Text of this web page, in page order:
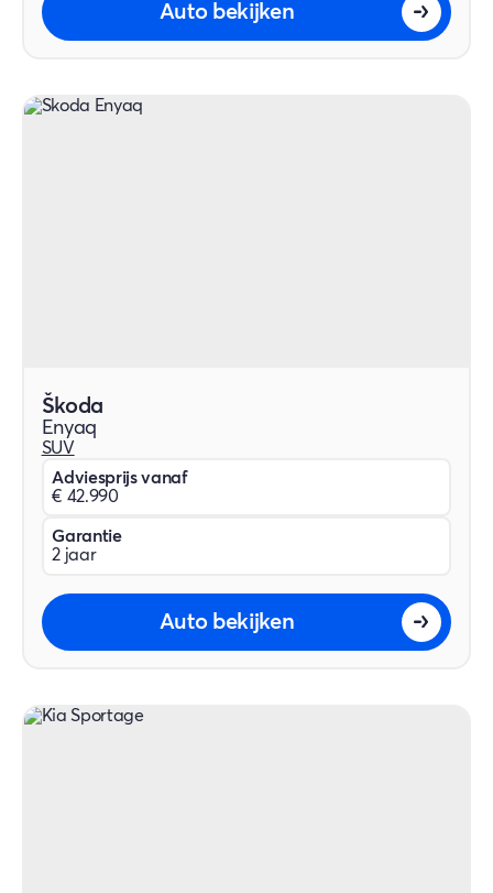
Auto bekijken
Škoda
Enyaq
SUV
Adviesprijs vanaf
€ 42.990
Garantie
2 jaar
Auto bekijken